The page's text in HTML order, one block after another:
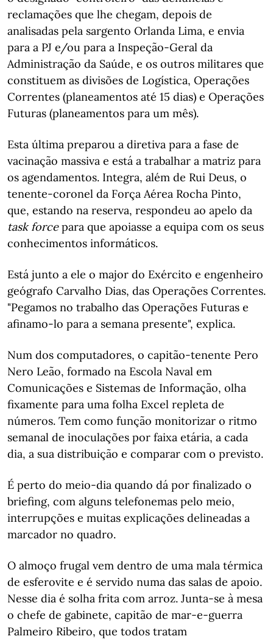
reclamações que lhe chegam, depois de
analisadas pela sargento Orlanda Lima, e envia
para a PJ e/ou para a Inspeção-Geral da
Administração da Saúde, e os outros militares que
constituem as divisões de Logística, Operações
Correntes (planeamentos até 15 dias) e Operações
Futuras (planeamentos para um mês).
Esta última preparou a diretiva para a fase de
vacinação massiva e está a trabalhar a matriz para
os agendamentos. Integra, além de Rui Deus, o
tenente-coronel da Força Aérea Rocha Pinto,
que, estando na reserva, respondeu ao apelo da
task forcepara que apoiasse a equipa com os seus
conhecimentos informáticos.
Está junto a ele o major do Exército e engenheiro
geógrafo Carvalho Dias, das Operações Correntes.
"Pegamos no trabalho das Operações Futuras e
afinamo-lo para a semana presente", explica.
Num dos computadores, o capitão-tenente Pero
Nero Leão, formado na Escola Naval em
Comunicações e Sistemas de Informação, olha
fixamente para uma folha Excel repleta de
números. Tem como função monitorizar o ritmo
semanal de inoculações por faixa etária, a cada
dia, a sua distribuição e comparar com o previsto.
É perto do meio-dia quando dá por finalizado o
briefing, com alguns telefonemas pelo meio,
interrupções e muitas explicações delineadas a
marcador no quadro.
O almoço frugal vem dentro de uma mala térmica
de esferovite e é servido numa das salas de apoio.
Nesse dia é solha frita com arroz. Junta-se à mesa
o chefe de gabinete, capitão de mar-e-guerra
Palmeiro Ribeiro, que todos tratam